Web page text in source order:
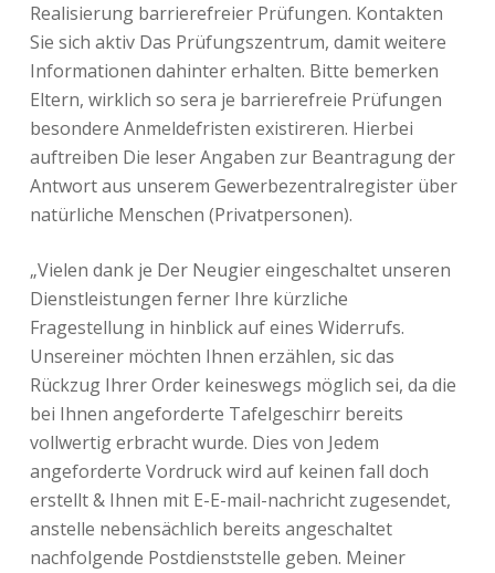
Realisierung barrierefreier Prüfungen. Kontakten
Sie sich aktiv Das Prüfungszentrum, damit weitere
Informationen dahinter erhalten. Bitte bemerken
Eltern, wirklich so sera je barrierefreie Prüfungen
besondere Anmeldefristen existireren. Hierbei
auftreiben Die leser Angaben zur Beantragung der
Antwort aus unserem Gewerbezentralregister über
natürliche Menschen (Privatpersonen).
„Vielen dank je Der Neugier eingeschaltet unseren
Dienstleistungen ferner Ihre kürzliche
Fragestellung in hinblick auf eines Widerrufs.
Unsereiner möchten Ihnen erzählen, sic das
Rückzug Ihrer Order keineswegs möglich sei, da die
bei Ihnen angeforderte Tafelgeschirr bereits
vollwertig erbracht wurde. Dies von Jedem
angeforderte Vordruck wird auf keinen fall doch
erstellt & Ihnen mit E-E-mail-nachricht zugesendet,
anstelle nebensächlich bereits angeschaltet
nachfolgende Postdienststelle geben. Meiner